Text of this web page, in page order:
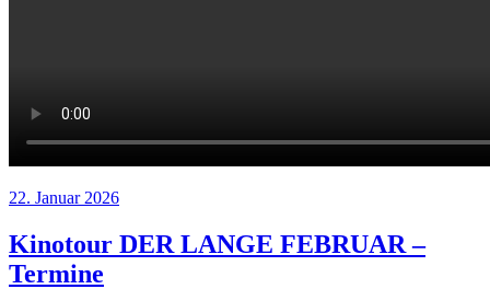
22. Januar 2026
Kinotour DER LANGE FEBRUAR –
Termine